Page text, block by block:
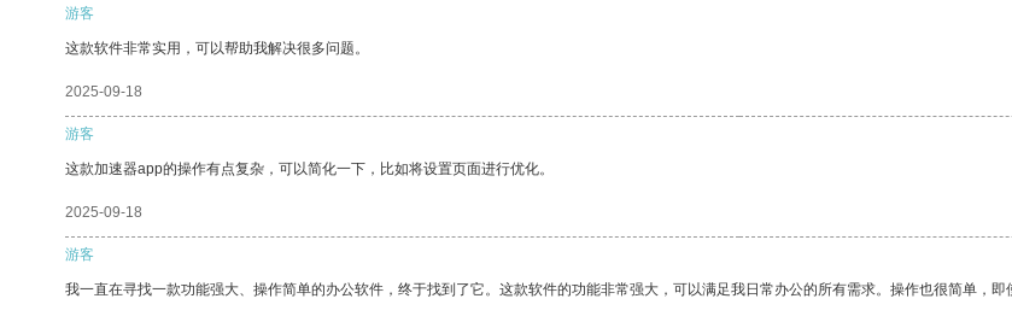
游客
这款软件非常实用，可以帮助我解决很多问题。
2025-09-18
游客
这款加速器app的操作有点复杂，可以简化一下，比如将设置页面进行优化。
2025-09-18
游客
我一直在寻找一款功能强大、操作简单的办公软件，终于找到了它。这款软件的功能非常强大，可以满足我日常办公的所有需求。操作也很简单，即